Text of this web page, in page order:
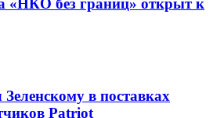
«НКО без границ» открыт к
в поставках
Patriot